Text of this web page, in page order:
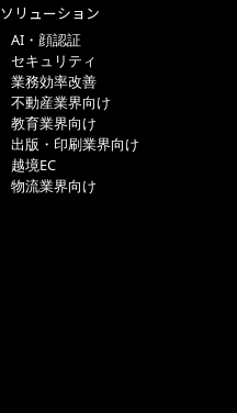
ソリューション
AI・顔認証
セキュリティ
業務効率改善
不動産業界向け
教育業界向け
出版・印刷業界向け
越境EC
物流業界向け